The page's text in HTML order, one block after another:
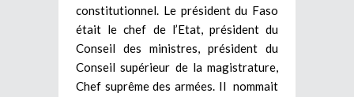
constitutionnel. Le président du Faso
était le chef de l’Etat, président du
Conseil des ministres, président du
Conseil supérieur de la magistrature,
Chef suprême des armées. Il nommait